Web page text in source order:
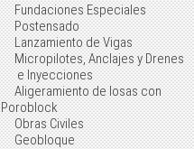
Fundaciones Especiales
Postensado
Lanzamiento de Vigas
Micropilotes, Anclajes y Drenes
e Inyecciones
Aligeramiento de losas con
Poroblock
Obras Civiles
Geobloque